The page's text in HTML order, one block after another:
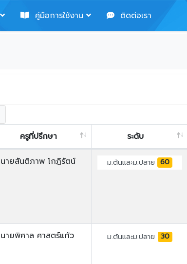
คู่มือการใช้งาน ติดต่อเรา
ครูที่ปรึกษา ระดับ
นายสันติภาพ โกฏิรัตน์ ม.ต้นและม.ปลาย 60
นายพิศาล ศาสตร์แก้ว ม.ต้นและม.ปลาย 30